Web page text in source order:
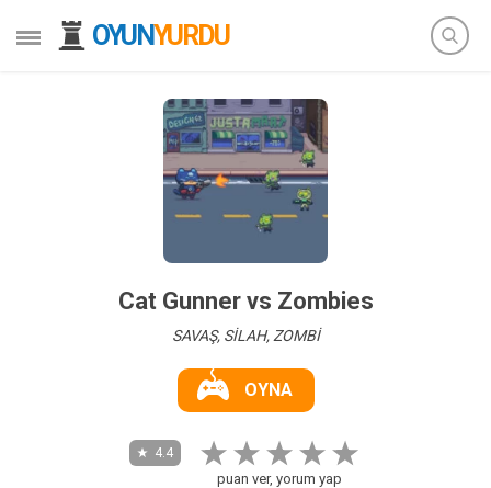
OYUNYURDU
Cat Gunner vs Zombies
SAVAŞ, SİLAH, ZOMBİ
OYNA
4.4
puan ver, yorum yap